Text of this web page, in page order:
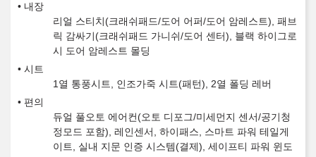
내장
리얼 스티치(크래쉬패드/도어 어퍼/도어 암레스트), 패브
릭 감싸기(크래쉬패드 가니쉬/도어 센터), 블랙 하이그로
시 도어 암레스트 몰딩
시트
1열 통풍시트, 인조가죽 시트(패턴), 2열 폴딩 레버
편의
듀얼 풀오토 에어컨(오토 디포그/미세먼지 센서/공기청
정모드 포함), 레인센서, 하이패스, 스마트 파워 테일게
이트, 실내 지문 인증 시스템(결제), 세이프티 파워 윈도